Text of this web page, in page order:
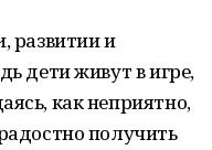
развитии и
дети живут в игре,
как неприятно,
получить